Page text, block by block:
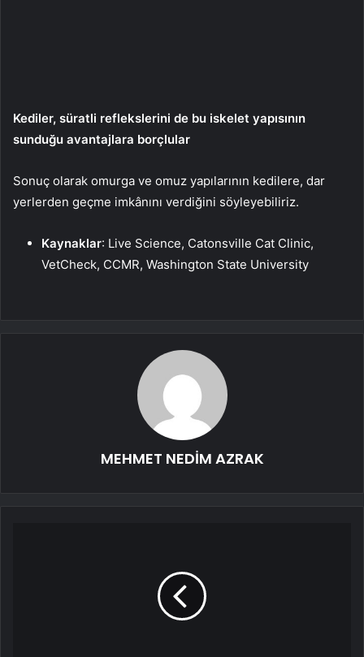
Kediler, süratli reflekslerini de bu iskelet yapısının
sunduğu avantajlara borçlular
Sonuç olarak omurga ve omuz yapılarının kedilere, dar
yerlerden geçme imkânını verdiğini söyleyebiliriz.
Kaynaklar: Live Science, Catonsville Cat Clinic,
VetCheck, CCMR, Washington State University
MEHMET NEDİM AZRAK